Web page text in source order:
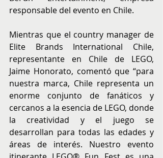
responsable del evento en Chile.
Mientras que el country manager de
Elite Brands International Chile,
representante en Chile de LEGO,
Jaime Honorato, comentó que “para
nuestra marca, Chile representa un
enorme conjunto de fanáticos y
cercanos a la esencia de LEGO, donde
la creatividad y el juego se
desarrollan para todas las edades y
áreas de interés. Nuestro evento